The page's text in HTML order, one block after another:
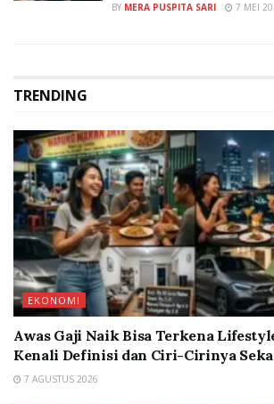
BY MERA PUSPITA SARI 7 MEI
TRENDING
EKONOMI
Awas Gaji Naik Bisa Terkena
Kenali Definisi dan Ciri-Cirinya
7 AGUSTUS 2026